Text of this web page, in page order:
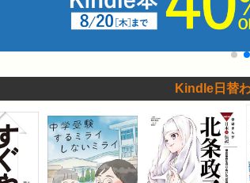
Kindle日替